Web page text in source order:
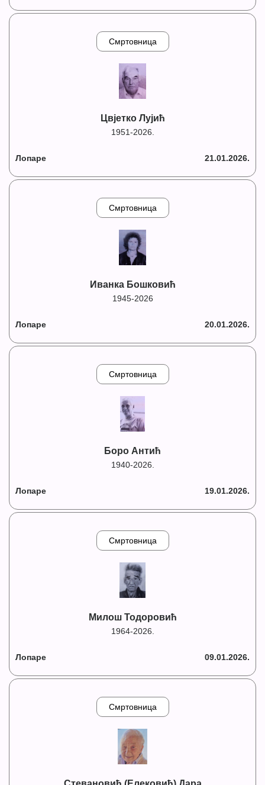
Смртовница
Цвјетко Лујић
1951-2026.
Лопаре 21.01.2026.
Смртовница
Иванка Бошковић
1945-2026
Лопаре 20.01.2026.
Смртовница
Боро Антић
1940-2026.
Лопаре 19.01.2026.
Смртовница
Милош Тодоровић
1964-2026.
Лопаре 09.01.2026.
Смртовница